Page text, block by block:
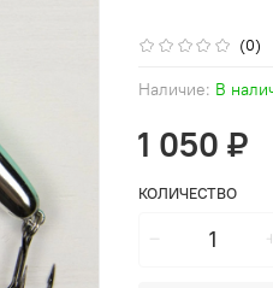
(0)
Наличие: В
1 050 ₽
КОЛИЧЕСТВО